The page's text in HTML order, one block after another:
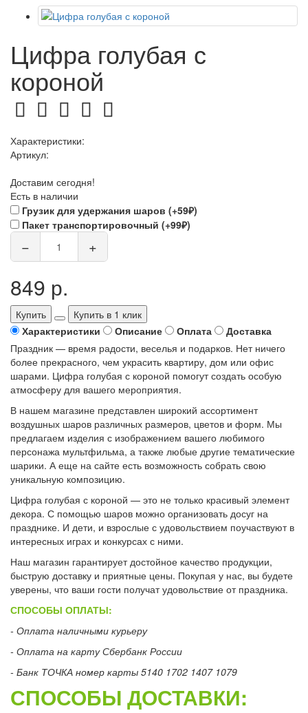
Цифра голубая с
короной
Характеристики:
Артикул:
Доставим сегодня!
Есть в наличии
Грузик для удержания шаров (+59₽)
Пакет транспортировочный (+99₽)
− +
849 р.
Купить
Купить в 1 клик
Характеристики
Описание Оплата
Доставка
Праздник — время радости, веселья и подарков. Нет ничего
более прекрасного, чем украсить квартиру, дом или офис
шарами. Цифра голубая с короной помогут создать особую
атмосферу для вашего мероприятия.
В нашем магазине представлен широкий ассортимент
воздушных шаров различных размеров, цветов и форм. Мы
предлагаем изделия с изображением вашего любимого
персонажа мультфильма, а также любые другие тематические
шарики. А еще на сайте есть возможность собрать свою
уникальную композицию.
Цифра голубая с короной — это не только красивый элемент
декора. С помощью шаров можно организовать досуг на
празднике. И дети, и взрослые с удовольствием поучаствуют в
интересных играх и конкурсах с ними.
Наш магазин гарантирует достойное качество продукции,
быструю доставку и приятные цены. Покупая у нас, вы будете
уверены, что ваши гости получат удовольствие от праздника.
СПОСОБЫ ОПЛАТЫ:
- Оплата наличными курьеру
- Оплата на карту Сбербанк России
- Банк ТОЧКА номер карты 5140 1702 1407 1079
СПОСОБЫ ДОСТАВКИ: